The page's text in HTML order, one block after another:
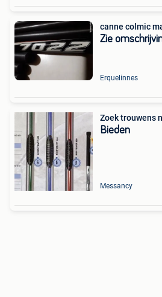
canne colmic
Zie
Erquelinnes
Zoek trouwens
Bieden
Messancy